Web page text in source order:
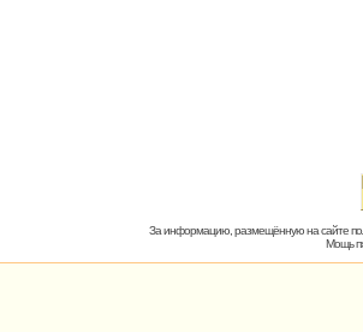
За информацию, размещённую на сайте
Мощь